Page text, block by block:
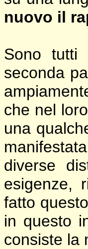
nuovo il
Sono tutti
seconda
che nel
una
diverse
esigenze,
fatto
in questo
consiste la